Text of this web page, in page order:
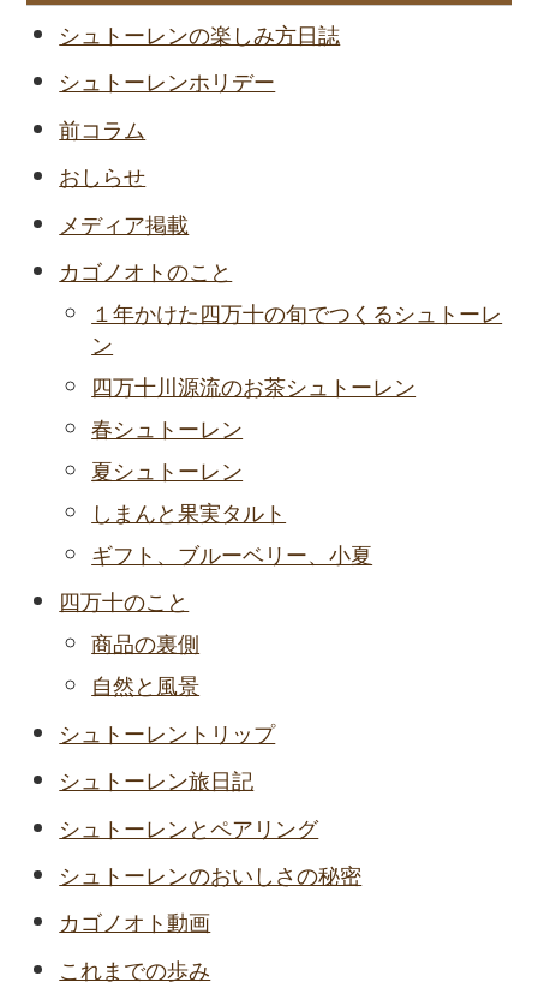
シュトーレンの楽しみ方日誌
シュトーレンホリデー
前コラム
おしらせ
メディア掲載
カゴノオトのこと
１年かけた四万十の旬でつくるシュトーレ
ン
四万十川源流のお茶シュトーレン
春シュトーレン
夏シュトーレン
しまんと果実タルト
ギフト、ブルーベリー、小夏
四万十のこと
商品の裏側
自然と風景
シュトーレントリップ
シュトーレン旅日記
シュトーレンとペアリング
シュトーレンのおいしさの秘密
カゴノオト動画
これまでの歩み